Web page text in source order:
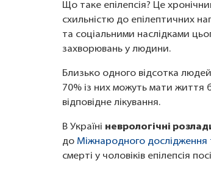
Що таке епілепсія? Це
схильністю до епілептичних
та соціальними наслідками
захворювань у людини.
Близько одного відсотка
70% із них можуть мати життя
відповідне лікування.
В Україні неврологічні
до Міжнародного дослідження
смерті у чоловіків епілепсія